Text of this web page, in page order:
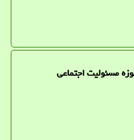
مسئولیت اجتماعی